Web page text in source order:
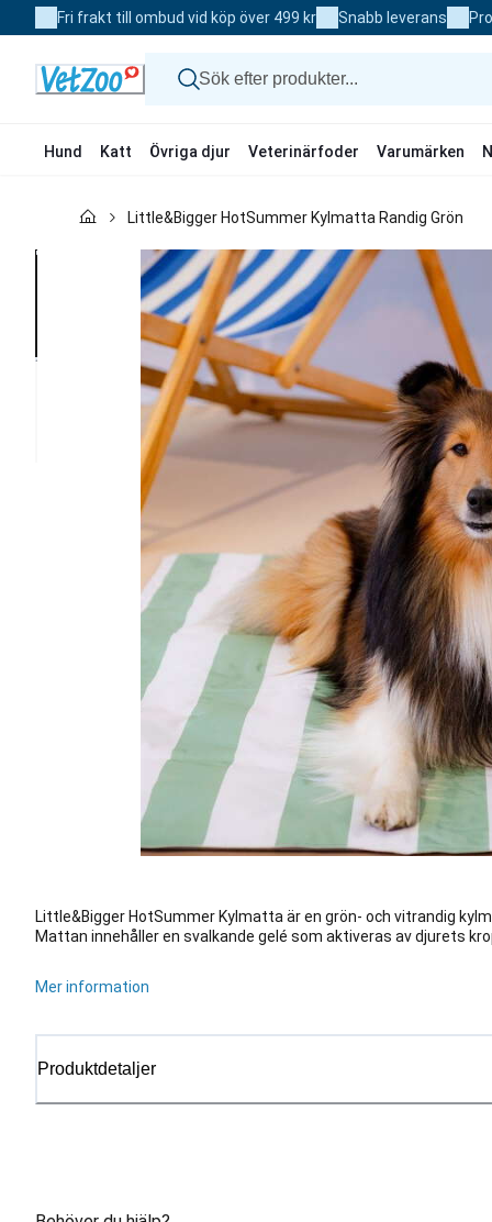
to
Fri frakt till ombud vid köp över 499 kr Snabb leverans
Hund Katt Övriga djur Veterinärfoder Varumärken
Veterinärfoder
Little&Bigger HotSummer Kylmatta Randig Grön
Little&Bigger HotSummer Kylmatta är en grön- och vitrandig
Mattan innehåller en svalkande gelé som aktiveras av djurets
Mer information
Produktdetaljer